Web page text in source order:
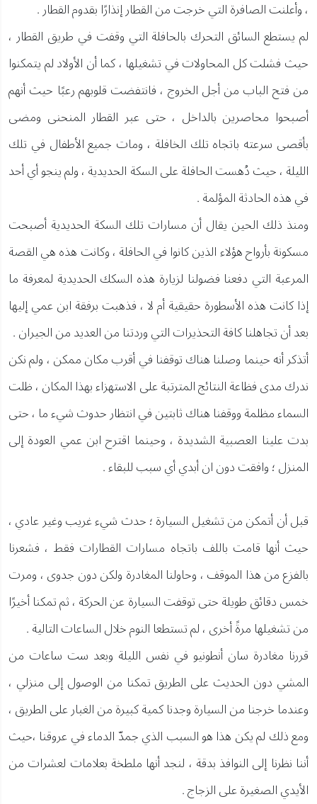
، وأعلنت الصافرة التي خرجت من القطار إنذارًا بقدوم القطار .
لم يستطع السائق التحرك بالحافلة التي وقفت في طريق القطار ،
حيث فشلت كل المحاولات في تشغيلها ، كما أن الأولاد لم يتمكنوا
من فتح الباب من أجل الخروج ، فانتفضت قلوبهم رعبًا حيث أنهم
أصبحوا محاصرين بالداخل ، حتى عبر القطار المنحنى ومضى
بأقصى سرعته باتجاه تلك الخافلة ، ومات جميع الأطفال في تلك
الليلة ، حيث دُهست الحافلة على السكة الحديدية ، ولم ينجو أي أحد
في هذه الحادثة المؤلمة .
ومنذ ذلك الحين يقال أن مسارات تلك السكة الحديدية أصبحت
مسكونة بأرواح هؤلاء الذين كانوا في الحافلة ، وكانت هذه هي القصة
المرعبة التي دفعنا فضولنا لزيارة هذه السكك الحديدية لمعرفة ما
إذا كانت هذه الأسطورة حقيقية أم لا ، فذهبت برفقة ابن عمي إليها
بعد أن تجاهلنا كافة التحذيرات التي وردتنا من العديد من الجيران .
أتذكر أنه حينما وصلنا هناك توقفنا في أقرب مكان ممكن ، ولم نكن
ندرك مدى فظاعة النتائج المترتبة على الاستهزاء بهذا المكان ، ظلت
السماء مظلمة ووقفنا هناك ثابتين في انتظار حدوث شيء ما ، حتى
بدت علينا العصبية الشديدة ، وحينما اقترح ابن عمي العودة إلى
المنزل ؛ وافقت دون ان أبدي أي سبب للبقاء .
قبل أن أتمكن من تشغيل السيارة ؛ حدث شيء غريب وغير عادي ،
حيث أنها قامت باللف باتجاه مسارات القطارات فقط ، فشعرنا
بالفزع من هذا الموقف ، وحاولنا المغادرة ولكن دون جدوى ، ومرت
خمس دقائق طويلة حتى توقفت السيارة عن الحركة ، ثم تمكنا أخيرًا
من تشغيلها مرةً أخرى ، لم تستطعا النوم خلال الساعات التالية .
قررنا مغادرة سان أنطونيو في نفس الليلة وبعد ست ساعات من
المشي دون الحديث على الطريق تمكنا من الوصول إلى منزلي ،
وعندما خرجنا من السيارة وجدنا كمية كبيرة من الغبار على الطريق ،
ومع ذلك لم يكن هذا هو السبب الذي جمدّ الدماء في عروقنا ،حيث
أننا نظرنا إلى النوافذ بدقة ، لنجد أنها ملطخة بعلامات لعشرات من
الأيدي الصغيرة على الزجاج .